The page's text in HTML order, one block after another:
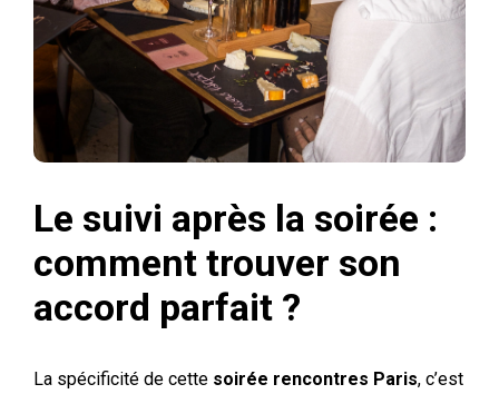
Le suivi après la soirée :
comment trouver son
accord parfait ?
La spécificité de cette soirée rencontres Paris, c’est